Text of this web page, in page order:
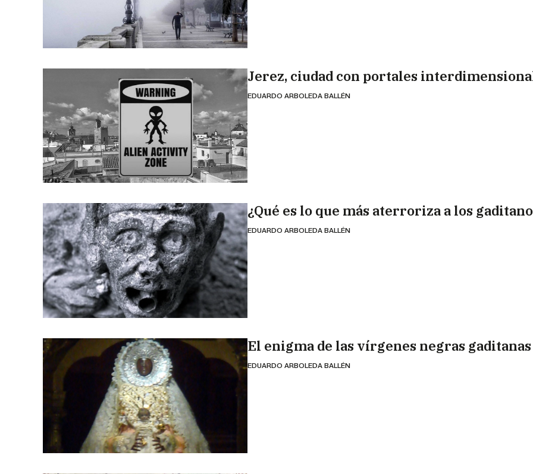
Jerez, ciudad con portales
EDUARDO ARBOLEDA BALLÉN
¿Qué es lo que más aterroriza a los
EDUARDO ARBOLEDA BALLÉN
El enigma de las vírgenes negras gaditanas
EDUARDO ARBOLEDA BALLÉN